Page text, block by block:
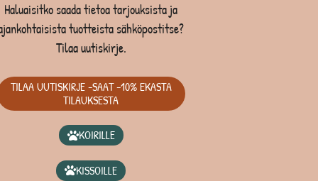
Haluaisitko saada tietoa tarjouksista ja
tuotteista sähköpostitse?
Tilaa uutiskirje.
TILAA UUTISKIRJE -SAAT -10% EKASTA
TILAUKSESTA
KOIRILLE
KISSOILLE